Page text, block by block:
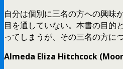
自分は個別に三名の方への興味
目を通していない。本書の目的
ってしまうが、その三名の方に
Almeda Eliza Hitchcock